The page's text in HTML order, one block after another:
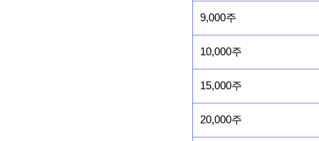
9,000주
10,000주
15,000주
20,000주